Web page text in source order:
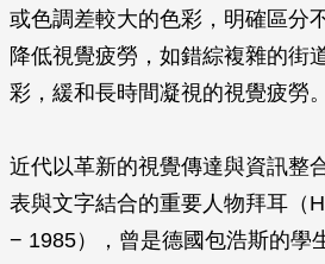
或色調差較大的色彩，明確區分
降低視覺疲勞，如錯綜複雜的街
彩，緩和長時間凝視的視覺疲勞。
近代以革新的視覺傳達與資訊整
表與文字結合的重要人物拜耳（
− 1985），曾是德國包浩斯的學